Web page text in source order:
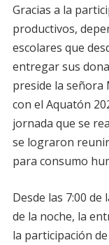
Gracias a la
productivos,
escolares que
entregar sus
preside la señora
con el Aquatón
jornada que se
se lograron
para consumo
Desde las 7:00 de
de la noche, la
la participación